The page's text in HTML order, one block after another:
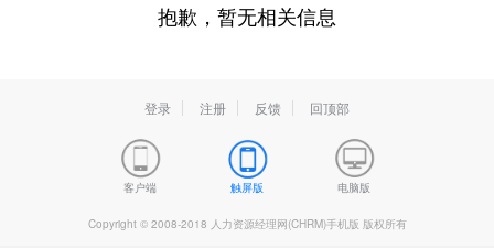
抱歉，暂无相关信息
登录 注册 反馈 回顶部
客户端 触屏版 电脑版
Copyright © 2008-2018 人力资源经理网(CHRM)手机版 版权所有